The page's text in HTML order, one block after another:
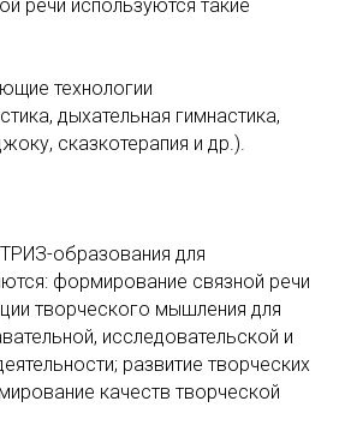
речи используются такие
технологии
дыхательная гимнастика,
сказкотерапия и др.).
образования для
формирование связной речи
творческого мышления для
исследовательской и
развитие творческих
качеств творческой